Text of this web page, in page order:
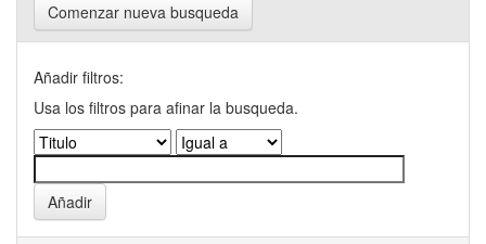
Comenzar nueva busqueda
Añadir filtros:
Usa los filtros para afinar la busqueda.